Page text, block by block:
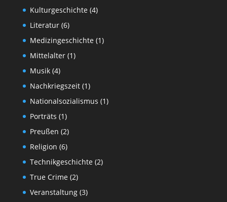
Kulturgeschichte(4)
Literatur(6)
Medizingeschichte(1)
Mittelalter(1)
Musik(4)
Nachkriegszeit(1)
Nationalsozialismus (1)
Porträts (1)
Preußen (2)
Religion (6)
Technikgeschichte(2)
True Crime(2)
Veranstaltung(3)